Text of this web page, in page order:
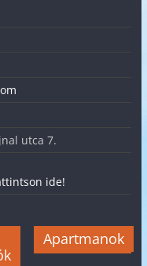
utca 7.
ide!
Apartmanok